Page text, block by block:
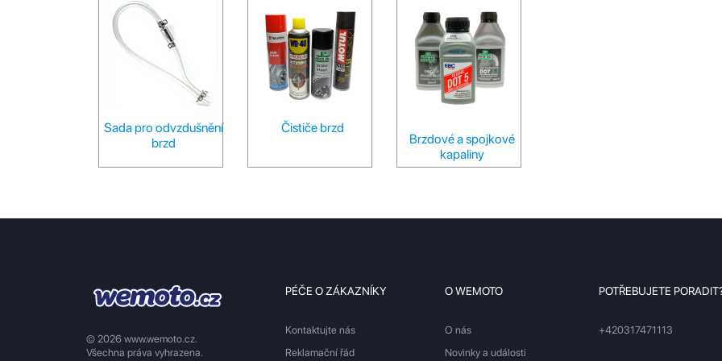
Sada pro odvzdušnění
brzd
Čističe brzd
Brzdové a spojkové
kapaliny
© 2026 www.wemoto.cz.
Všechna práva vyhrazena.
PÉČE O ZÁKAZNÍKY
Kontaktujte nás
Reklamační řád
O WEMOTO
O nás
Novinky a události
POTŘEBUJETE
+420317471113